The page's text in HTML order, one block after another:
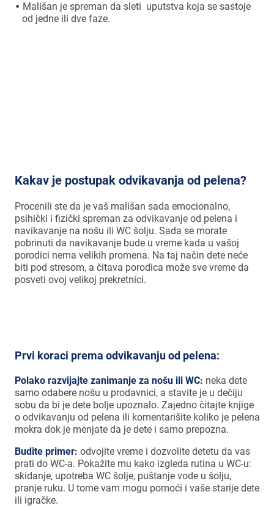
Mališan je spreman da sleti uputstva koja se sastoje
od jedne ili dve faze.
Kakav je postupak odvikavanja od pelena?
Procenili ste da je vaš mališan sada emocionalno,
psihički i fizički spreman za odvikavanje od pelena i
navikavanje na nošu ili WC šolju. Sada se morate
pobrinuti da navikavanje bude u vreme kada u vašoj
porodici nema velikih promena. Na taj način dete neće
biti pod stresom, a čitava porodica može sve vreme da
posveti ovoj velikoj prekretnici.
Prvi koraci prema odvikavanju od pelena:
Polako razvijajte zanimanje za nošu ili WC: neka dete
samo odabere nošu u prodavnici, a stavite je u dečiju
sobu da bi je dete bolje upoznalo. Zajedno čitajte knjige
o odvikavanju od pelena ili komentarišite koliko je pelena
mokra dok je menjate da je dete i samo prepozna.
Budite primer: odvojite vreme i dozvolite detetu da vas
prati do WC-a. Pokažite mu kako izgleda rutina u WC-u:
skidanje, upotreba WC šolje, puštanje vode u šolju,
pranje ruku. U tome vam mogu pomoći i vaše starije dete
ili igračke.